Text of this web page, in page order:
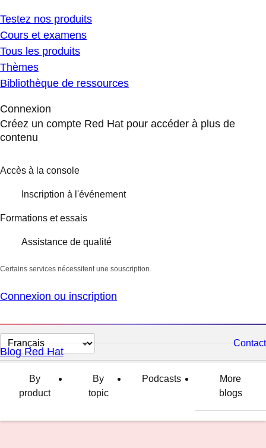
Testez nos produits
Cours et examens
Tous les produits
Thèmes
Bibliothèque de ressources
Connexion
Créez un compte Red Hat pour accéder à plus de
contenu
Accès à la console
Inscription à l'événement
Formations et essais
Assistance de qualité
Certains services nécessitent une souscription.
Connexion ou inscription
Changer
la
langue
Contact
Blog Red Hat
By
product
By
topic
Podcasts
More
blogs